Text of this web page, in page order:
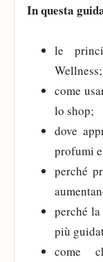
In questa
le
Wellness;
come
lo shop;
dove
profumi
perché
perché
più
come